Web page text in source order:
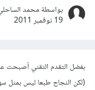
بواسطة محمد
19 نوفمبر 2011
بفضل التقدم التقني أصبحت
(لكن النجاح طبعا ليس بمثل